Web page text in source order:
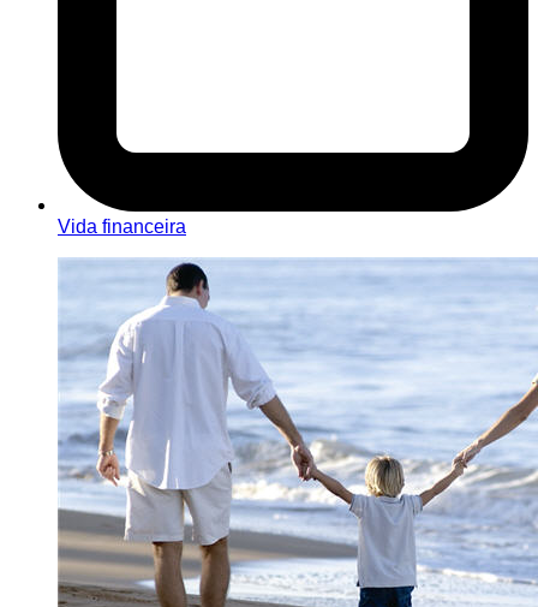
Vida financeira